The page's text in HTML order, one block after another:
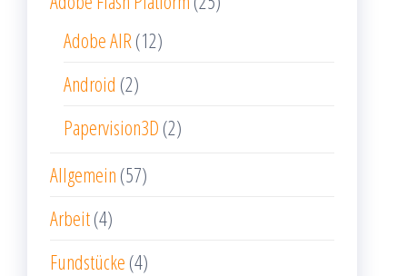
Adobe AIR (12)
Android (2)
Papervision3D (2)
Allgemein (57)
Arbeit(4)
Fundstücke (4)